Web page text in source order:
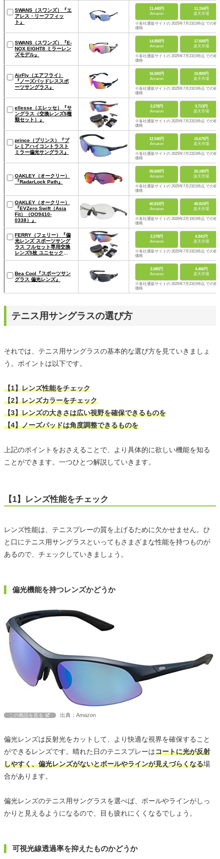
SWANS（スワンズ）『エ
アレス・リーフフィッ
ト』
11,440円
Amazon
11,154円
楽天市場
※各社通販サイトの 2025年7月23日時点 での税
価格
SWANS（スワンズ）『E-
NOX EIGHT8 ミラーレン
ズモデル』
14,850円
Amazon
17,600円
楽天市場
※各社通販サイトの 2025年7月23日時点 での税
価格
AirFly（エアフライ）
『ノーズパッドレススポ
ーツサングラス』
16,500円
Amazon
19,800円
楽天市場
※各社通販サイトの 2025年7月23日時点 での税
価格
ellesse（エレッセ）『サ
ングラス（交換レンズ5種
類セット）』
2,278円
Amazon
3,713円
楽天市場
※各社通販サイトの 2025年7月23日時点 での税
価格
prince（プリンス）『プ
レミアハイコントラスト
ミラー偏光サングラス』
12,540円
Amazon
15,675円
楽天市場
※各社通販サイトの 2025年7月23日時点 での税
価格
OAKLEY（オークリー）
『RadarLock Path』
39,600円
Amazon
26,180円
楽天市場
※各社通販サイトの 2025年7月23日時点 での税
価格
OAKLEY（オークリー）
『EVZero Swift（Asia
Fit）（OO9410-
0338）』
40,810円
Amazon
40,810円
楽天市場
※各社通販サイトの 2026年2月19日時点 での税
価格
FERRY（フェリー）『偏
光レンズ スポーツサング
ラス フルセット専用交換
レンズ5枚 ユニセックス 7
2,278円
Amazon
4,341円
楽天市場
※各社通販サイトの 2025年7月23日時点 での税
価格
Bea Cool『スポーツサン
グラス 偏光レンズ』
2,680円
Amazon
4,466円
楽天市場
※各社通販サイトの 2025年7月23日時点 での税
価格
テニス用サングラスの選び方
それでは、テニス用サングラスの基本的な選び方を見ていきましょ
う。ポイントは以下です。
【1】レンズ性能をチェック
【2】レンズカラーをチェック
【3】レンズの大きさは広い視野を確保できるものを
【4】ノーズパッドは角度調整できるものを
上記のポイントをおさえることで、より具体的に欲しい機能を知る
ことができます。一つひとつ解説していきます。
【1】レンズ性能をチェック
レンズ性能は、テニスプレーの質を上げるために欠かせません。ひ
と口にテニス用サングラスといってもさまざまな性能を持つものが
あるので、チェックしていきましょう。
偏光機能を持つレンズかどうか
この商品を見る 出典：Amazon
偏光レンズは反射光をカットして、より快適な視界を確保すること
ができるレンズです。晴れた日のテニスプレーはコートに光が反射
しやすく、偏光レンズがないとボールやラインが見えづらくなる場
合があります。
偏光レンズのテニス用サングラスを選べば、ボールやラインがしっ
かりと見えるようになるので、目も疲れにくくなるでしょう。
可視光線透過率を抑えたものかどうか